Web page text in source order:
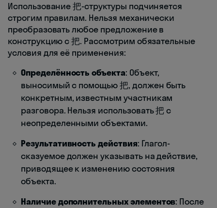
Использование 把-структуры подчиняется
строгим правилам. Нельзя механически
преобразовать любое предложение в
конструкцию с 把. Рассмотрим обязательные
условия для её применения:
Определённость объекта: Объект,
выносимый с помощью 把, должен быть
конкретным, известным участникам
разговора. Нельзя использовать 把 с
неопределенными объектами.
Результативность действия: Глагол-
сказуемое должен указывать на действие,
приводящее к изменению состояния
объекта.
Наличие дополнительных элементов: После